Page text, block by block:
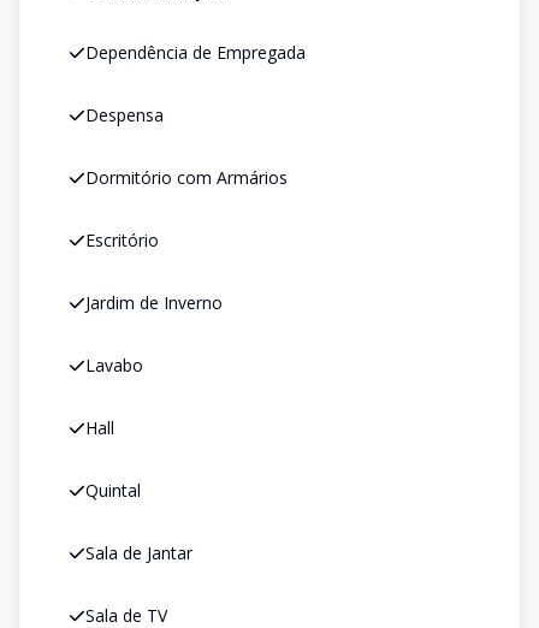
Dependência de Empregada
Despensa
Dormitório com Armários
Escritório
Jardim de Inverno
Lavabo
Hall
Quintal
Sala de Jantar
Sala de TV